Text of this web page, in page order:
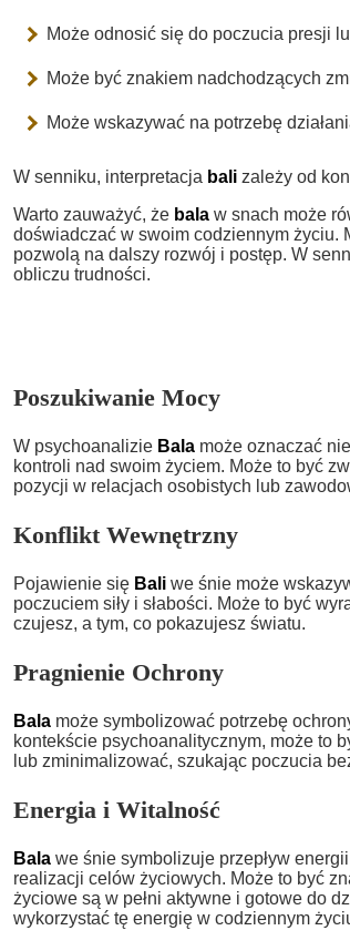
Może odnosić się do poczucia presji
Może być znakiem nadchodzących
Może wskazywać na potrzebę
W senniku, interpretacja bali zależy od
Warto zauważyć, że bala w snach może
doświadczać w swoim codziennym życiu.
pozwolą na dalszy rozwój i postęp. W
obliczu trudności.
Poszukiwanie Mocy
W psychoanalizie Bala może oznaczać
kontroli nad swoim życiem. Może to być
pozycji w relacjach osobistych lub
Konflikt Wewnętrzny
Pojawienie się Bali we śnie może
poczuciem siły i słabości. Może to być
czujesz, a tym, co pokazujesz światu.
Pragnienie Ochrony
Bala może symbolizować potrzebę
kontekście psychoanalitycznym, może to
lub zminimalizować, szukając poczucia
Energia i Witalność
Bala we śnie symbolizuje przepływ
realizacji celów życiowych. Może to być
życiowe są w pełni aktywne i gotowe do
wykorzystać tę energię w codziennym